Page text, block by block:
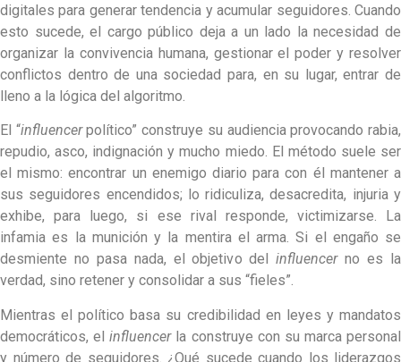
digitales para generar tendencia y acumular seguidores. Cuando
esto sucede, el cargo público deja a un lado la necesidad de
organizar la convivencia humana, gestionar el poder y resolver
conflictos dentro de una sociedad para, en su lugar, entrar de
lleno a la lógica del algoritmo.
El “influencerpolítico” construye su audiencia provocando rabia,
repudio, asco, indignación y mucho miedo. El método suele ser
el mismo: encontrar un enemigo diario para con él mantener a
sus seguidores encendidos; lo ridiculiza, desacredita, injuria y
exhibe, para luego, si ese rival responde, victimizarse. La
infamia es la munición y la mentira el arma. Si el engaño se
desmiente no pasa nada, el objetivo delinfluencerno es la
verdad, sino retener y consolidar a sus “fieles”.
Mientras el político basa su credibilidad en leyes y mandatos
democráticos, elinfluencer la construye con su marca personal
y número de seguidores. ¿Qué sucede cuando los liderazgos